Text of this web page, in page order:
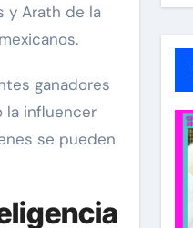
y Arath de la
ganadores
la influencer
se pueden